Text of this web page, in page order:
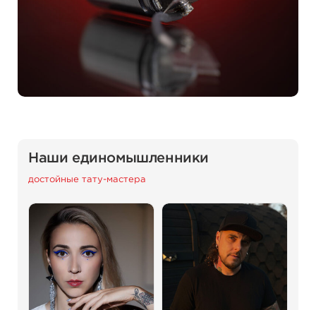
Наши единомышленники
достойные тату-мастера